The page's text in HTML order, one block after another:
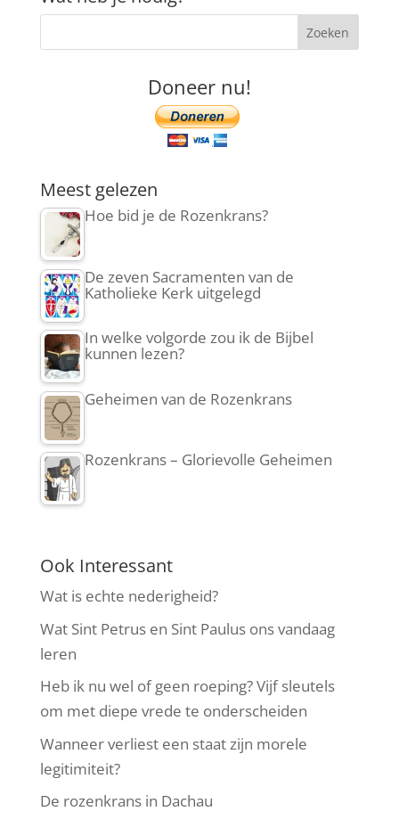
Doneer nu!
Meest gelezen
Hoe bid je de Rozenkrans?
De zeven Sacramenten van de
Katholieke Kerk uitgelegd
In welke volgorde zou ik de Bijbel
kunnen lezen?
Geheimen van de Rozenkrans
Rozenkrans – Glorievolle Geheimen
Ook Interessant
Wat is echte nederigheid?
Wat Sint Petrus en Sint Paulus ons vandaag
leren
Heb ik nu wel of geen roeping? Vijf sleutels
om met diepe vrede te onderscheiden
Wanneer verliest een staat zijn morele
legitimiteit?
De rozenkrans in Dachau